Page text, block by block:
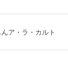
ア・ラ・カルト